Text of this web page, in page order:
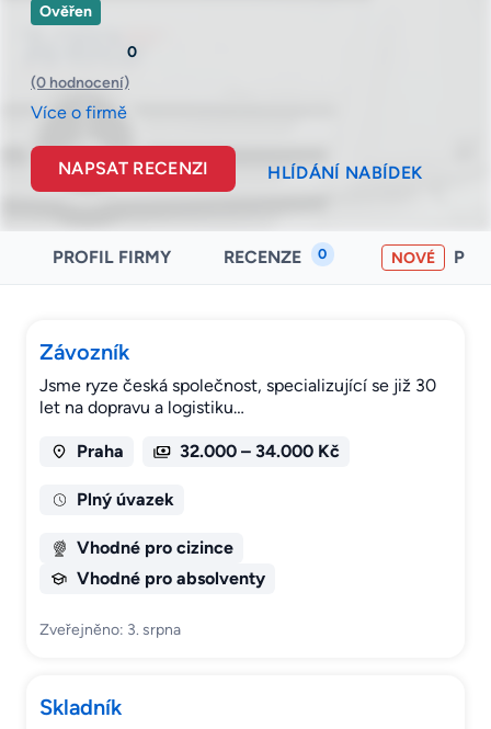
Ověřen
0
(0 hodnocení)
Více o firmě
NAPSAT RECENZI HLÍDÁNÍ NABÍDEK
PROFIL FIRMY RECENZE 0 NOVÉ
Závozník
Jsme ryze česká společnost, specializující se již 30
let na dopravu a logistiku…
Praha 32.000 – 34.000 Kč
Plný úvazek
Vhodné pro cizince
Vhodné pro absolventy
Zveřejněno: 3. srpna
Skladník